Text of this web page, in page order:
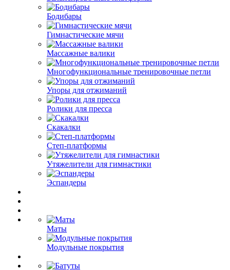
Бодибары
Гимнастические мячи
Массажные валики
Многофункциональные тренировочные петли
Упоры для отжиманий
Ролики для пресса
Скакалки
Степ-платформы
Утяжелители для гимнастики
Эспандеры
Маты
Модульные покрытия